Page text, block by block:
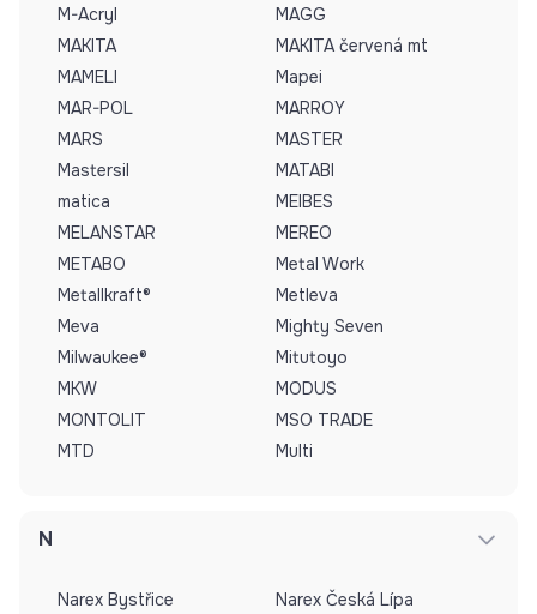
M-Acryl
MAGG
MAKITA
MAKITA červená mt
MAMELI
Mapei
MAR-POL
MARROY
MARS
MASTER
Mastersil
MATABI
matica
MEIBES
MELANSTAR
MEREO
METABO
Metal Work
Metallkraft®
Metleva
Meva
Mighty Seven
Milwaukee®
Mitutoyo
MKW
MODUS
MONTOLIT
MSO TRADE
MTD
Multi
N
Narex Bystřice
Narex Česká Lípa